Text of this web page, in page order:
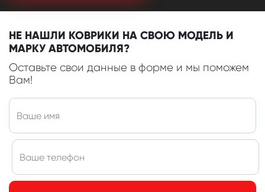
НЕ НАШЛИ КОВРИКИ НА СВОЮ МОДЕЛЬ И
МАРКУ АВТОМОБИЛЯ?
Оставьте свои данные в форме и мы поможем
Вам!